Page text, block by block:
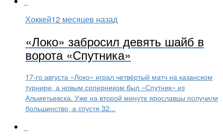
Хоккей12 месяцев назад
«Локо» забросил девять шайб в
ворота «Спутника»
17-го августа «Локо» играл четвёртый матч на казанском
турнире, а новым соперником был «Спутник» из
Альметьевска. Уже на второй минуте ярославцы получили
большинство, а спустя 32...